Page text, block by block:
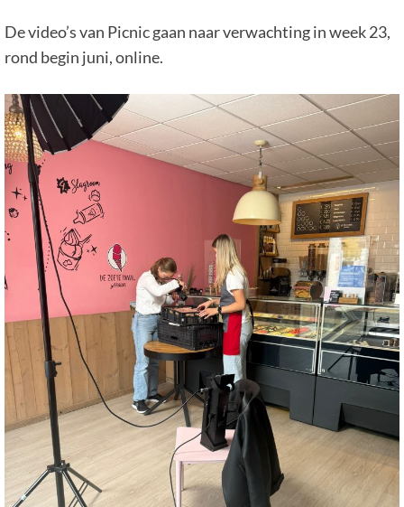
De video’s van Picnic gaan naar verwachting in week 23,
rond begin juni, online.